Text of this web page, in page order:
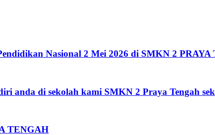
Nasional 2 Mei 2026 di SMKN 2 PRAYA
anda di sekolah kami SMKN 2 Praya Tengah
TENGAH